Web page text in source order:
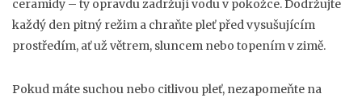
ceramidy – ty opravdu zadržují vodu v pokožce. Dodržujte
každý den pitný režim a chraňte pleť před vysušujícím
prostředím, ať už větrem, sluncem nebo topením v zimě.
Pokud máte suchou nebo citlivou pleť, nezapomeňte na